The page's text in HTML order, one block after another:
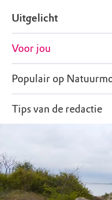
Vanuit
Groningen
Neem in
naar
Na aankomst
Uitgelicht
Voor jou
Populair op
Tips van de redactie